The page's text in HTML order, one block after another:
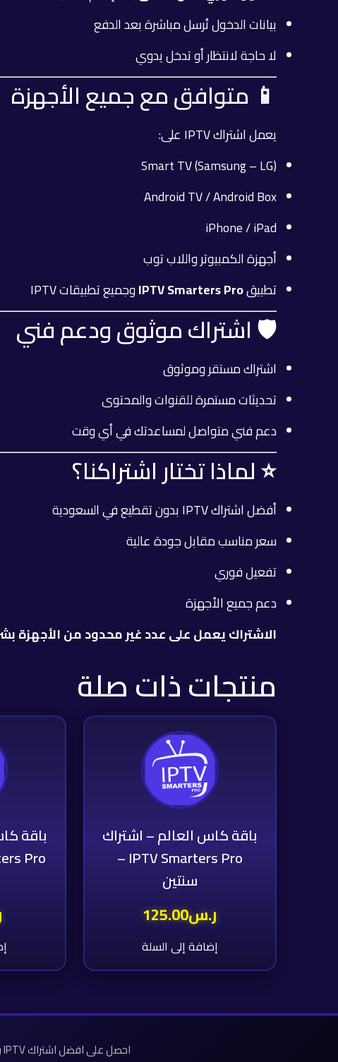
بيانات الدخول تُرسل مباشرة بعد الدفع
لا حاجة لانتظار أو تدخل يدوي
📱 متوافق مع جميع الأجهزة
يعمل اشتراك IPTV على:
Smart TV (Samsung – LG)
Android TV / Android Box
iPhone / iPad
أجهزة الكمبيوتر واللاب توب
تطبيقIPTV Smarters Proوجميع تطبيقات IPTV
🛡️ اشتراك موثوق ودعم فني
اشتراك مستقر وموثوق
تحديثات مستمرة للقنوات والمحتوى
دعم فني متواصل لمساعدتك في أي وقت
⭐ لماذا تختار اشتراكنا؟
أفضل اشتراك IPTV بدون تقطيع في السعودية
سعر مناسب مقابل جودة عالية
تفعيل فوري
دعم جميع الأجهزة
الاشتراك يعمل على عدد غير محدود من
منتجات ذات صلة
باقة كاس العالم – اشتراك
IPTV Smarters Pro –
سنتين
ر.س125.00
إضافة إلى السلة
باقة